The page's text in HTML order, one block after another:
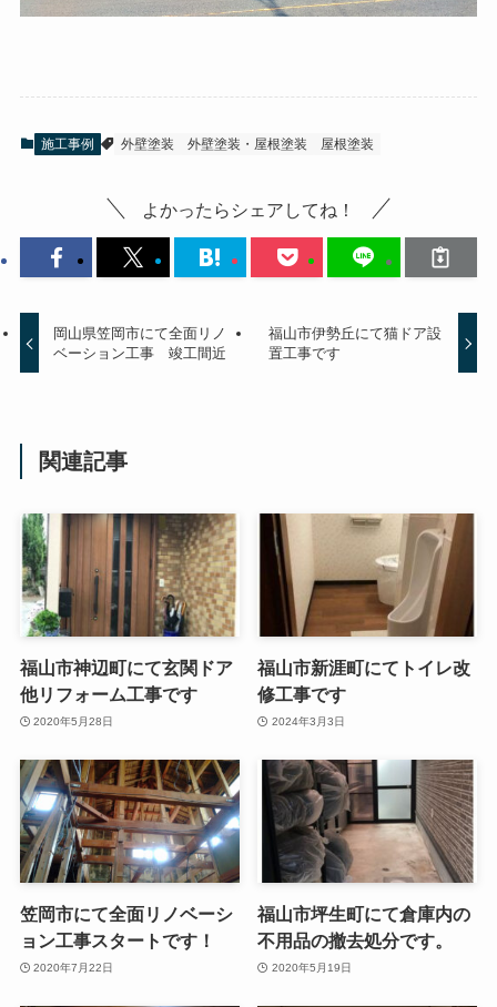
施工事例 外壁塗装 外壁塗装・屋根塗装 屋根塗装
よかったらシェアしてね！
岡山県笠岡市にて全面リノ
ベーション工事 竣工間近
福山市伊勢丘にて猫ドア設
置工事です
関連記事
福山市神辺町にて玄関ドア
他リフォーム工事です
2020年5月28日
福山市新涯町にてトイレ改
修工事です
2024年3月3日
笠岡市にて全面リノベーシ
ョン工事スタートです！
2020年7月22日
福山市坪生町にて倉庫内の
不用品の撤去処分です。
2020年5月19日